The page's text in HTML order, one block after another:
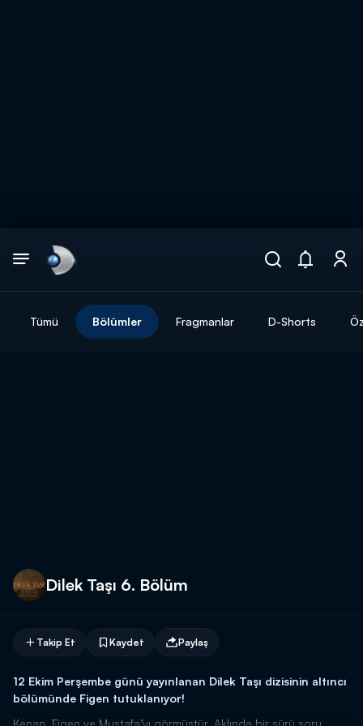
Tümü Bölümler Fragmanlar D-Shorts
Dilek Taşı 6. Bölüm
Takip Et Kaydet Paylaş
12 Ekim Perşembe günü yayınlanan Dilek Taşı dizisinin altıncı
bölümünde Figen tutuklanıyor!
Kenan, Figen ve Mustafa’yı görmüştür. Aklında bir sürü soru